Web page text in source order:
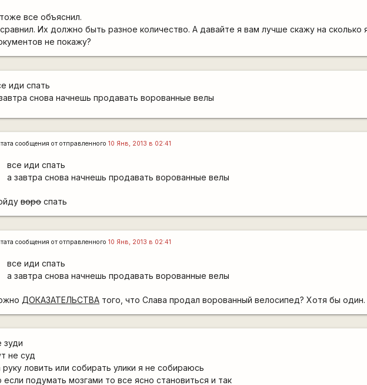
все объяснил.
Их должно быть разное количество. А давайте я вам лучше скажу на сколько
не покажу?
иди спать
снова начнешь продавать ворованные велы
сообщения ототправленного10 Янв, 2013 в 02:41
все иди спать
а завтра снова начнешь продавать ворованные велы
вороспать
сообщения ототправленного10 Янв, 2013 в 02:41
все иди спать
а завтра снова начнешь продавать ворованные велы
ДОКАЗАТЕЛЬСТВА того, что Слава продал ворованный велосипед? Хотя бы один.
зуди
не суд
руку ловить или собирать улики я не собираюсь
если подумать мозгами то все ясно становиться и так